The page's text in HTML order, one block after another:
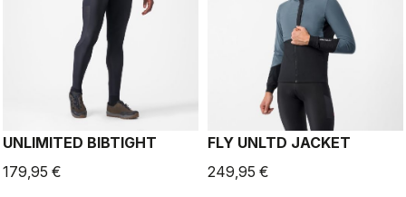
UNLIMITED BIBTIGHT
179,95 €
FLY UNLTD JACKET
249,95 €